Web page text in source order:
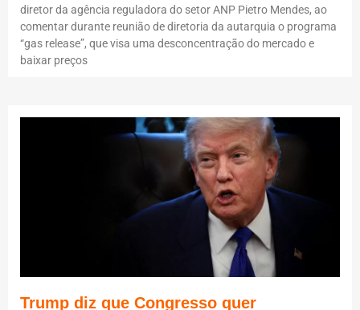
diretor da agência reguladora do setor ANP Pietro Mendes, ao
comentar durante reunião de diretoria da autarquia o programa
“gas release”, que visa uma desconcentração do mercado e
baixar preços
Trump diz que Congresso quer